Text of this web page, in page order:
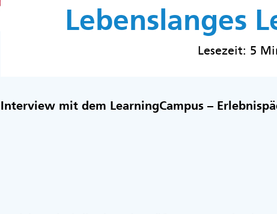
Lebenslanges
Lesezeit: 5
Interview mit dem LearningCampus –